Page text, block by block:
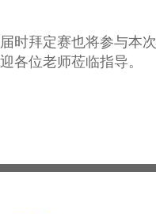
届时拜定赛也将参与本
迎各位老师莅临指导。